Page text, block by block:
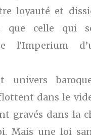
loyauté et
que celle qui
l’Imperium
univers
dans le
gravés dans la
Mais une loi